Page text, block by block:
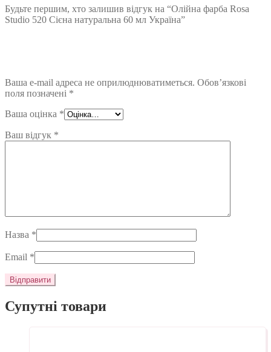
Будьте першим, хто залишив відгук на “Олійна фарба Rosa
Studio 520 Сієна натуральна 60 мл Україна”
Ваша e-mail адреса не оприлюднюватиметься. Обов’язкові
поля позначені *
Ваша оцінка *
Ваш відгук *
Назва *
Email *
Супутні товари